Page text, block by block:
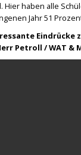
haben alle
Jahr 51
Eindrücke
Petroll / WAT &